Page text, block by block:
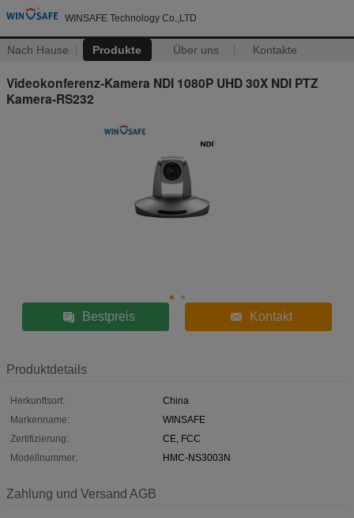
WINSAFE Technology Co.,LTD
Nach Hause Produkte Über uns Kontakte
Videokonferenz-Kamera NDI 1080P UHD 30X NDI PTZ
Kamera-RS232
Bestpreis Kontakt
Produktdetails
Herkunftsort:
China
Markenname:
WINSAFE
Zertifizierung:
CE, FCC
Modellnummer:
HMC-NS3003N
Zahlung und Versand AGB